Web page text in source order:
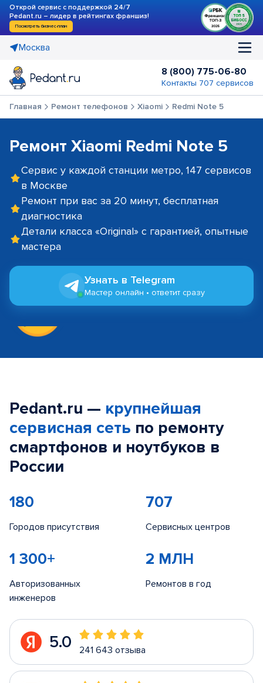
Открой сервис с поддержкой 24/7
Pedant.ru – лидер в рейтингах франшиз!
Посмотреть бизнес-план
Москва
8 (800) 775-06-80
Контакты 707 сервисов
Главная Ремонт телефонов Xiaomi Redmi Note 5
Ремонт Xiaomi Redmi Note 5
Сервис у каждой станции метро, 147 сервисов
в Москве
Ремонт при вас за 20 минут, бесплатная
диагностика
Детали класса «Original» с гарантией, опытные
мастера
Узнать в Telegram
Мастер онлайн • ответит сразу
Pedant.ru — крупнейшая
сервисная сеть по ремонту
смартфонов и ноутбуков в
России
180
Городов присутствия
707
Сервисных центров
1 300+
Авторизованных
инженеров
2 МЛН
Ремонтов в год
5.0 241 643 отзыва